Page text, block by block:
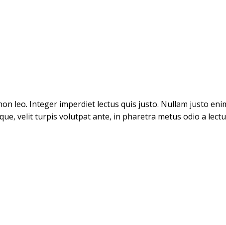
leo. Integer imperdiet lectus quis justo. Nullam justo
velit turpis volutpat ante, in pharetra metus odio a